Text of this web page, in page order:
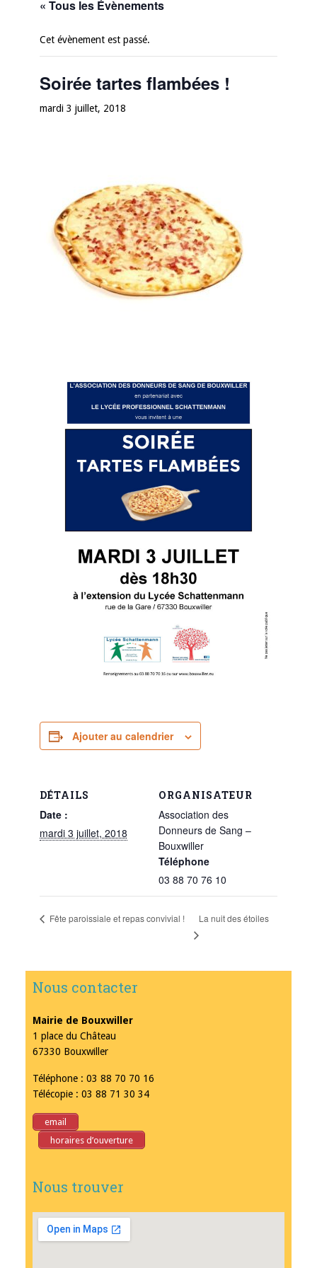
« Tous les Évènements
Cet évènement est passé.
Soirée tartes flambées !
mardi 3 juillet, 2018
Ajouter au calendrier
DÉTAILS
Date :
mardi 3 juillet, 2018
ORGANISATEUR
Association des
Donneurs de Sang –
Bouxwiller
Téléphone
03 88 70 76 10
Fête paroissiale et repas convivial ! La nuit des étoiles
Nous contacter
Mairie de Bouxwiller
1 place du Château
67330 Bouxwiller
Téléphone : 03 88 70 70 16
Télécopie : 03 88 71 30 34
email
horaires d’ouverture
Nous trouver